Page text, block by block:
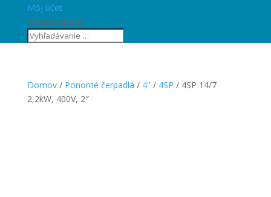
Môj účet
Vyberte stranu
Domov/ Ponorné čerpadlá / 4'' / 4SP / 4SP 14/7
2,2kW, 400V, 2″